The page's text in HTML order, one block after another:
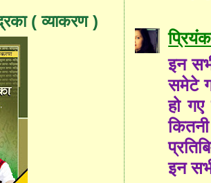
इन
समेटे
हो
इन
( व्याकरण )